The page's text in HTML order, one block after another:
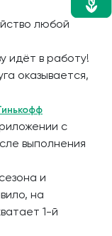
любой
идёт в работу!
оказывается,
с
выполнения
и
на
1-й